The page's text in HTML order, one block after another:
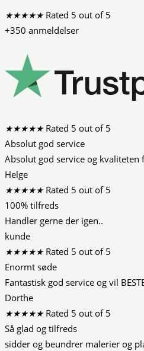
★★★★★ Rated 5 out of 5
+350 anmeldelser
★★★★★ Rated 5 out of 5
Absolut god service
Absolut god service og
Helge
★★★★★ Rated 5 out of 5
100% tilfreds
Handler gerne der igen..
kunde
★★★★★ Rated 5 out of 5
Enormt søde
Fantastisk god service og vil
Dorthe
★★★★★ Rated 5 out of 5
Så glad og tilfreds
sidder og beundrer malerier og